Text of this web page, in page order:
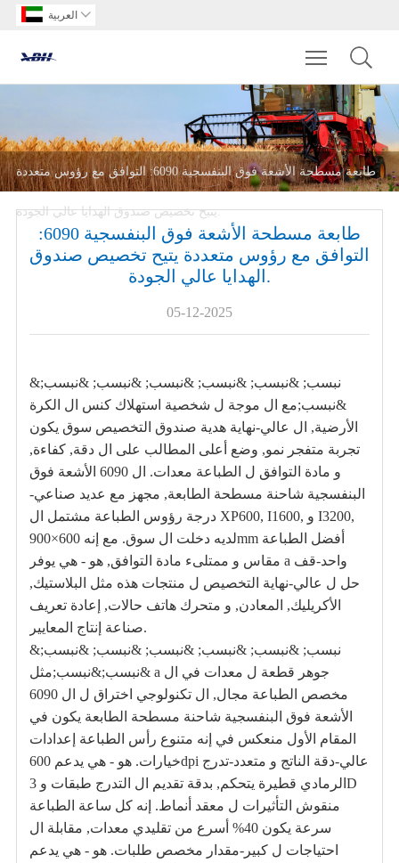
العربية 
Toggle
طابعة مسطحة الأشعة فوق البنفسجية 6090: التوافق مع رؤوس متعددة
يتيح تخصيص صندوق الهدايا عالي الجودة.
طابعة مسطحة الأشعة فوق البنفسجية 6090:
التوافق مع رؤوس متعددة يتيح تخصيص صندوق
الهدايا عالي الجودة.
05-12-2025
&نبسب; &نبسب; &نبسب; &نبسب; &نبسب; &نبسب;
&نبسب;مع ال موجة ل شخصية استهلاك كنس ال الكرة
الأرضية, ال عالي-نهاية هدية صندوق التخصيص سوق يكون
تجربة متفجر نمو, وضع أعلى المطالب على ال دقة, كفاءة,
و مادة التوافق ل الطباعة معدات. ال 6090 الأشعة فوق
البنفسجية شاحنة مسطحة الطابعة, مجهز مع عديد صناعي-
درجة رؤوس الطباعة مشتمل ال XP600, I1600, و I3200,
لديه دخلت ال سوق. مع إنه 600×900mm أفضل الطباعة
مقاس و ممتلىء مادة التوافق, هو - هي يوفر a واحد-قف
حل ل عالي-نهاية التخصيص ل منتجات هذه مثل البلاستيك,
الأكريليك, المعادن, و متحرك هاتف حالات, إعادة تعريف
صناعة إنتاج المعايير.
&نبسب; &نبسب; &نبسب; &نبسب; &نبسب; &نبسب;
&نبسب;&نبسب;مثل a جوهر قطعة ل معدات في ال
مخصص الطباعة مجال, ال تكنولوجي اختراق ل ال 6090
الأشعة فوق البنفسجية شاحنة مسطحة الطابعة يكون في
المقام الأول منعكس في إنه متنوع رأس الطباعة إعدادات
خيارات. هو - هي يدعم 600dpi عالي-دقة الناتج و متعدد-تدرج
الرمادي قطيرة يتحكم, بدقة تقديم ال التدرج طبقات و 3D
منقوش التأثيرات ل معقد أنماط. إنه كل ساعة الطباعة
سرعة يكون 40% أسرع من تقليدي معدات, مقابلة ال
احتياجات ل كبير-مقدار مخصص طلبات. هو - هي يدعم